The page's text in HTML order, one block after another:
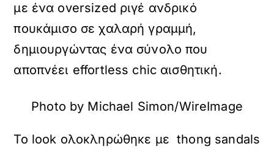
με ένα oversized ριγέ ανδρικό
πουκάμισο σε χαλαρή γραμμή,
δημιουργώντας ένα σύνολο που
αποπνέει effortless chic αισθητική.
Photo by Michael Simon/WireImage
Το look ολοκληρώθηκε με thong sandals